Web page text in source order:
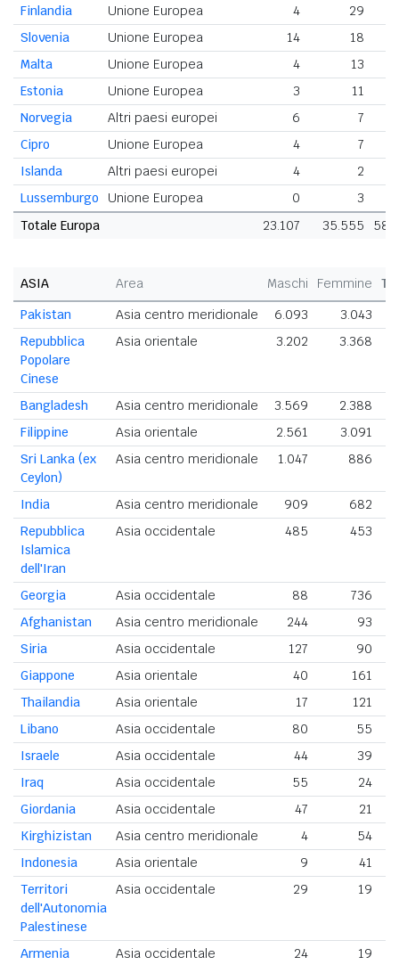
Finlandia Unione Europea 4
29
Slovenia
Unione Europea 14
18
Malta
Unione Europea 4
13
Estonia
Unione Europea 3
11
Norvegia
Altri paesi europei 6
7
Cipro
Unione Europea 4
7
Islanda
Altri paesi europei 4
2
Lussemburgo
Unione Europea 0
3
Totale Europa
23.107 35.555
ASIA Area Maschi Femmine
Pakistan
Asia centro meridionale 6.093 3.043
Repubblica
Popolare
Cinese
Asia orientale 3.202 3.368
Bangladesh Asia centro meridionale 3.569 2.388
Filippine
Asia orientale 2.561 3.091
Sri Lanka (ex
Ceylon)
Asia centro meridionale 1.047 886
India Asia centro meridionale 909 682
Repubblica
Islamica
dell'Iran
Asia occidentale 485 453
Georgia Asia occidentale 88
736
Afghanistan
Asia centro meridionale 244
93
Siria
Asia occidentale 127
90
Giappone
Asia orientale 40
161
Thailandia
Asia orientale 17
121
Libano
Asia occidentale 80
55
Israele
Asia occidentale 44
39
Iraq
Asia occidentale 55
24
Giordania
Asia occidentale 47
21
Kirghizistan
Asia centro meridionale 4
54
Indonesia
Asia orientale 9
41
Territori
dell'Autonomia
Palestinese
Asia occidentale 29 19
Armenia Asia occidentale 24
19